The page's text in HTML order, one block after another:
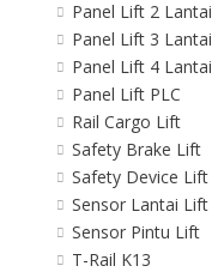
Panel Lift 2 Lantai
Panel Lift 3 Lantai
Panel Lift 4 Lantai
Panel Lift PLC
Rail Cargo Lift
Safety Brake Lift
Safety Device Lift
Sensor Lantai Lift
Sensor Pintu Lift
T-Rail K13